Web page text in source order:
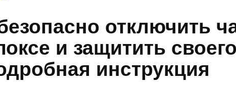
отключить
и защитить
инструкция